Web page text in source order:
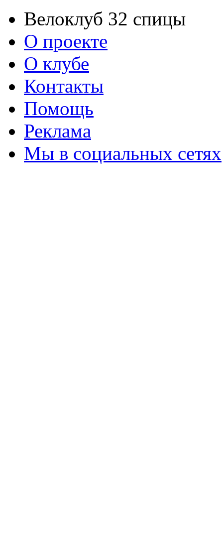
Велоклуб 32 спицы
О проекте
О клубе
Контакты
Помощь
Реклама
Мы в социальных сетях